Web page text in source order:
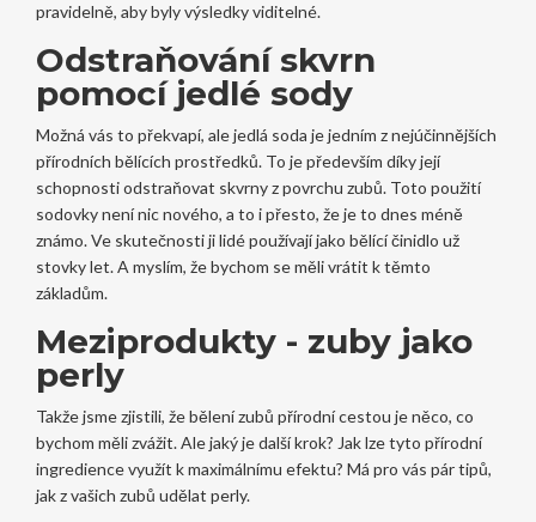
pravidelně, aby byly výsledky viditelné.
Odstraňování skvrn
pomocí jedlé sody
Možná vás to překvapí, ale jedlá soda je jedním z nejúčinnějších
přírodních bělících prostředků. To je především díky její
schopnosti odstraňovat skvrny z povrchu zubů. Toto použití
sodovky není nic nového, a to i přesto, že je to dnes méně
známo. Ve skutečnosti ji lidé používají jako bělící činidlo už
stovky let. A myslím, že bychom se měli vrátit k těmto
základům.
Meziprodukty - zuby jako
perly
Takže jsme zjistili, že bělení zubů přírodní cestou je něco, co
bychom měli zvážit. Ale jaký je další krok? Jak lze tyto přírodní
ingredience využít k maximálnímu efektu? Má pro vás pár tipů,
jak z vašich zubů udělat perly.